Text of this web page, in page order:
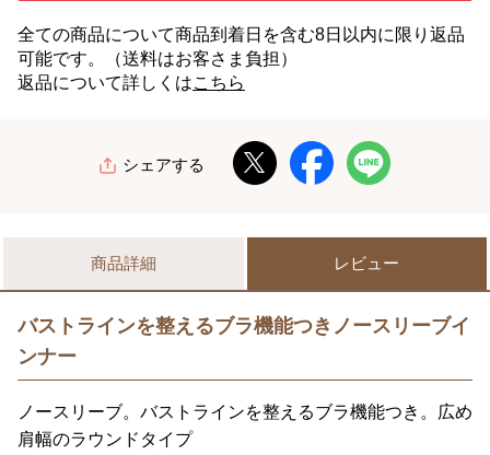
全ての商品について商品到着日を含む8日以内に限り返品
可能です。（送料はお客さま負担）
返品について詳しくはこちら
シェアする
商品詳細 レビュー
バストラインを整えるブラ機能つきノースリーブイ
ンナー
ノースリーブ。バストラインを整えるブラ機能つき。広め
肩幅のラウンドタイプ